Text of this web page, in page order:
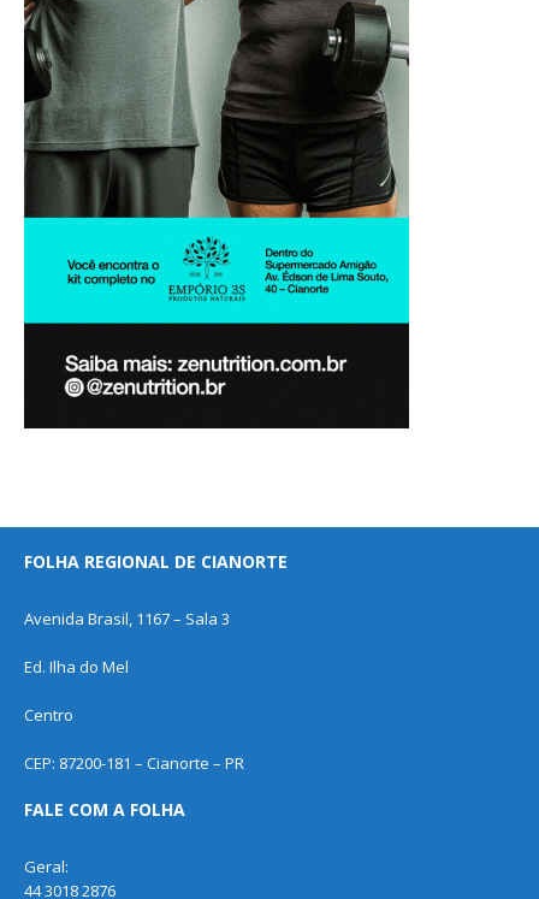
FOLHA REGIONAL DE CIANORTE
Avenida Brasil, 1167 – Sala 3
Ed. Ilha do Mel
Centro
CEP: 87200-181 – Cianorte – PR
FALE COM A FOLHA
Geral:
44 3018 2876